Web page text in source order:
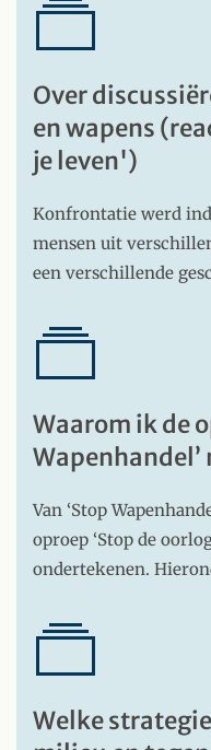
Over
en wapens
je leven')
Konfrontatie werd
mensen uit
een verschillende
Waarom ik de
Van ‘Stop
oproep ‘Stop de
ondertekenen.
Welke